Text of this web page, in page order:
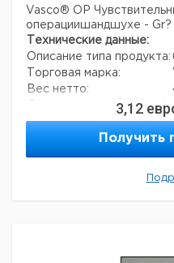
Vasco® OP
операциишандшухе - Gr?
Технические данные:
Описание типа продукта:
Торговая марка:
Вес нетто:
Данные для перевозки
отличаться)
Страна происхождения:
3,12
Получить